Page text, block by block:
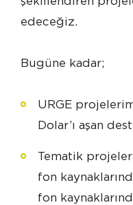
edeceğiz.
Bugüne kadar;
URGE
Dolar’ı aşan
Tematik
fon
fon